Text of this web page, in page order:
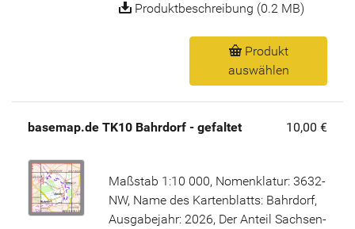
Produktbeschreibung (0.2 MB)
Produkt
auswählen
basemap.de TK10 Bahrdorf - gefaltet 10,00 €
Maßstab 1:10 000, Nomenklatur: 3632-
NW, Name des Kartenblatts: Bahrdorf,
Ausgabejahr: 2026, Der Anteil Sachsen-